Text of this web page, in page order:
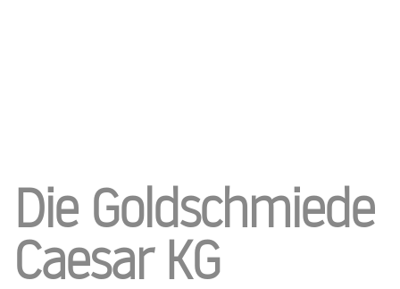
Die Goldschmiede
Caesar KG